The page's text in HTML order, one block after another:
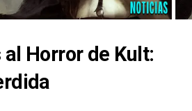
Horror de Kult: